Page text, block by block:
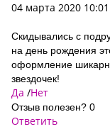
04 марта 2020
Скидывались с
на день рождения
оформление
звездочек!
Да /Нет
Отзыв полезен? 0
Ответить